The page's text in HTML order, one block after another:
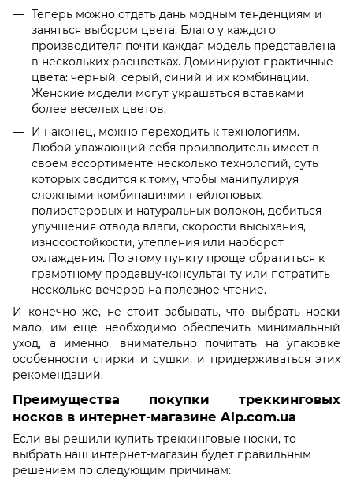
Теперь можно отдать дань модным тенденциям и
заняться выбором цвета. Благо у каждого
производителя почти каждая модель представлена
в нескольких расцветках. Доминируют практичные
цвета: черный, серый, синий и их комбинации.
Женские модели могут украшаться вставками
более веселых цветов.
И наконец, можно переходить к технологиям.
Любой уважающий себя производитель имеет в
своем ассортименте несколько технологий, суть
которых сводится к тому, чтобы манипулируя
сложными комбинациями нейлоновых,
полиэстеровых и натуральных волокон, добиться
улучшения отвода влаги, скорости высыхания,
износостойкости, утепления или наоборот
охлаждения. По этому пункту проще обратиться к
грамотному продавцу-консультанту или потратить
несколько вечеров на полезное чтение.
И конечно же, не стоит забывать, что выбрать носки
мало, им еще необходимо обеспечить минимальный
уход, а именно, внимательно почитать на упаковке
особенности стирки и сушки, и придерживаться этих
рекомендаций.
Преимущества покупки треккинговых
носков в интернет-магазине Alp.com.ua
Если вы решили купить треккинговые носки, то
выбрать наш интернет-магазин будет правильным
решением по следующим причинам: